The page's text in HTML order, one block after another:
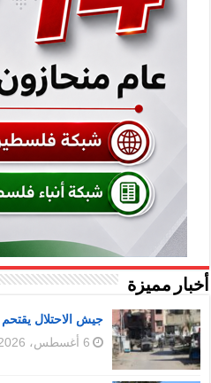
أخبار مميزة
جيش الاحتلال
6 أغسطس، 2026